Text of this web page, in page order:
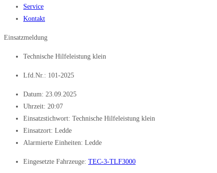
Service
Kontakt
Einsatzmeldung
Technische Hilfeleistung klein
Lfd.Nr.: 101-2025
Datum: 23.09.2025
Uhrzeit: 20:07
Einsatzstichwort: Technische Hilfeleistung klein
Einsatzort: Ledde
Alarmierte Einheiten: Ledde
Eingesetzte Fahrzeuge: TEC-3-TLF3000